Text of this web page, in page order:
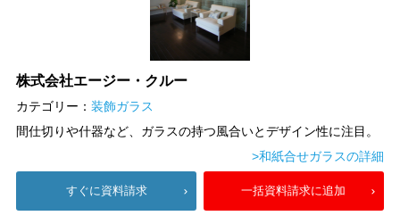
株式会社エージー・クルー
カテゴリー：装飾ガラス
間仕切りや什器など、ガラスの持つ風合いとデザイン性に注目。
>和紙合せガラスの詳細
すぐに資料請求 一括資料請求に追加